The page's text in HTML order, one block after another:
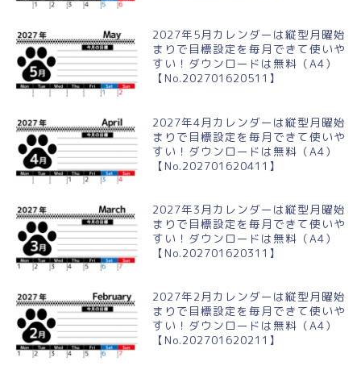
2027年5月カレンダーは縦型月曜始
まりで目標設定を毎月できて使いや
すい！ダウンロードは無料（A4）
【No.202701620511】
2027年4月カレンダーは縦型月曜始
まりで目標設定を毎月できて使いや
すい！ダウンロードは無料（A4）
【No.202701620411】
2027年3月カレンダーは縦型月曜始
まりで目標設定を毎月できて使いや
すい！ダウンロードは無料（A4）
【No.202701620311】
2027年2月カレンダーは縦型月曜始
まりで目標設定を毎月できて使いや
すい！ダウンロードは無料（A4）
【No.202701620211】